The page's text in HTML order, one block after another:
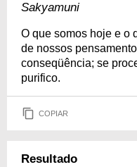
Sakyamuni
O que somos hoje e o
de nossos
conseqüência; se
purifico.
COPIAR
Resultado